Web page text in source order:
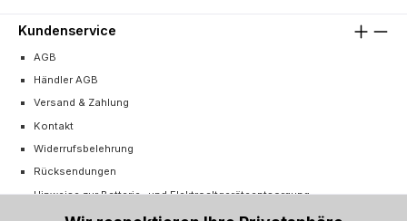
Kundenservice
AGB
Händler AGB
Versand & Zahlung
Kontakt
Widerrufsbelehrung
Rücksendungen
Hinweise zur Batterie- und Elektroaltgeräteentsorgung
Cookie-Einstellungen